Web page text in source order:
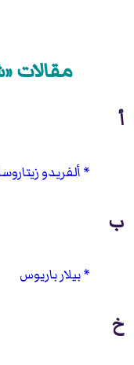
مقالات
أ
ألفريدو
ب
بيلار باريوس
خ